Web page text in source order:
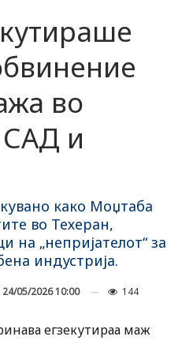
во
САД и
како Моџтаба
во Техеран,
на „непријателот“ за
индустрија.
24/05/2026 10:00 144
егзекутираа маж